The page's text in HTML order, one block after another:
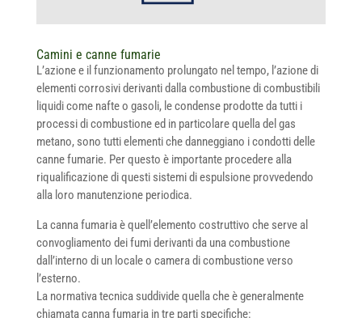
Camini e canne fumarie
L’azione e il funzionamento prolungato nel tempo, l’azione di
elementi corrosivi derivanti dalla combustione di combustibili
liquidi come nafte o gasoli, le condense prodotte da tutti i
processi di combustione ed in particolare quella del gas
metano, sono tutti elementi che danneggiano i condotti delle
canne fumarie. Per questo è importante procedere alla
riqualificazione di questi sistemi di espulsione provvedendo
alla loro manutenzione periodica.
La canna fumaria è quell’elemento costruttivo che serve al
convogliamento dei fumi derivanti da una combustione
dall’interno di un locale o camera di combustione verso
l’esterno.
La normativa tecnica suddivide quella che è generalmente
chiamata canna fumaria in tre parti specifiche: